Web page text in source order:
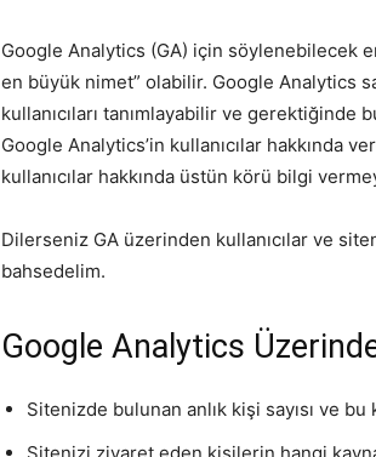
Google Analytics (GA) için söylenebilecek
en büyük nimet” olabilir. Google Analytics
kullanıcıları tanımlayabilir ve
Google Analytics’in kullanıcılar hakkında
kullanıcılar hakkında üstün körü bilgi
Dilerseniz GA üzerinden kullanıcılar ve
bahsedelim.
Google Analytics
Sitenizde bulunan anlık kişi sayısı ve
Sitenizi ziyaret eden kişilerin hangi